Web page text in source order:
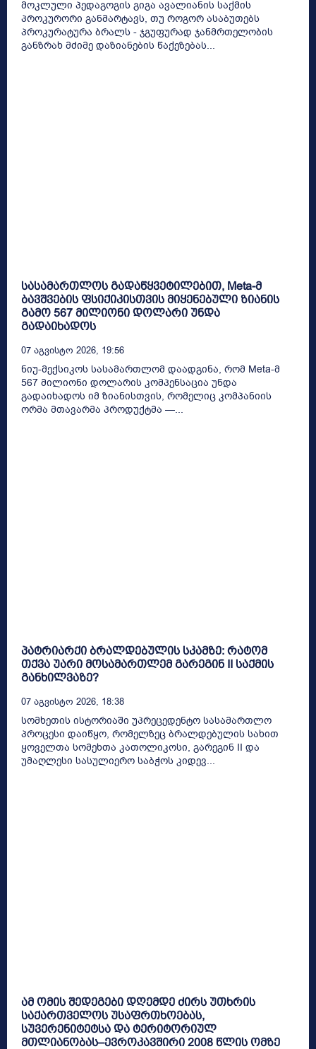
მოკლული პედაგოგის გიგა ავალიანის საქმის
პროკურორი განმარტავს, თუ როგორ ასაბუთებს
პროკურატურა ბრალს - ჯგუფურად ჯანმრთელობის
განზრახ მძიმე დაზიანების წაქეზებას...
სასამართლოს გადაწყვეტილებით, Meta-მ
ბავშვების ფსიქიკისთვის მიყენებული ზიანის
გამო 567 მილიონი დოლარი უნდა
გადაიხადოს
07 Აგვისტო 2026, 19:56
ნიუ-მექსიკოს სასამართლომ დაადგინა, რომ Meta-მ
567 მილიონი დოლარის კომპენსაცია უნდა
გადაიხადოს იმ ზიანისთვის, რომელიც კომპანიის
ორმა მთავარმა პროდუქტმა —...
პატრიარქი ბრალდებულის სკამზე: რატომ
თქვა უარი მოსამართლემ გარეგინ II საქმის
განხილვაზე?
07 Აგვისტო 2026, 18:38
სომხეთის ისტორიაში უპრეცედენტო სასამართლო
პროცესი დაიწყო, რომელზეც ბრალდებულის სახით
ყოველთა სომეხთა კათოლიკოსი, გარეგინ II და
უმაღლესი სასულიერო საბჭოს კიდევ...
ამ ომის შედეგები დღემდე ძირს უთხრის
საქართველოს უსაფრთხოებას,
სუვერენიტეტსა და ტერიტორიულ
მთლიანობას–ევროკავშირი 2008 წლის ომზე